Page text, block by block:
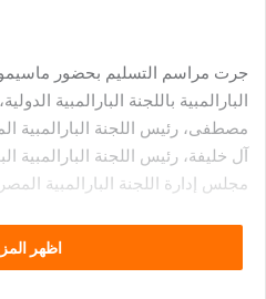
جرت مراسم التسليم بحضور
البارالمبية باللجنة البارالمبية
مصطفى، رئيس اللجنة البارالمبية
آل خليفة، رئيس اللجنة البارالمبية
مجلس إدارة اللجنة البارالمبية
اظهر